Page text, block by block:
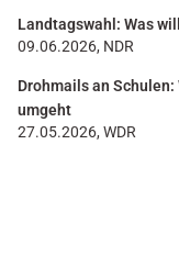
Landtagswahl: Was
09.06.2026, NDR
Drohmails an
umgeht
27.05.2026, WDR